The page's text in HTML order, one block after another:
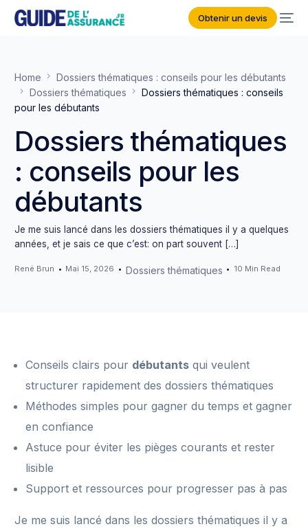
Obtenir un devis
Home
Dossiers thématiques : conseils pour les débutants
Dossiers thématiques
Dossiers thématiques : conseils
pour les débutants
Dossiers thématiques
: conseils pour les
débutants
Je me suis lancé dans les dossiers thématiques il y a quelques
années, et je sais ce que c’est: on part souvent […]
René Brun Mai 15, 2026 Dossiers thématiques 10 Min Read
Conseils clairs pour débutants qui veulent
structurer rapidement des dossiers thématiques
Méthodes simples pour gagner du temps et gagner
en confiance
Astuce pour éviter les pièges courants et rester
lisible
Support et ressources pour progresser pas à pas
Je me suis lancé dans les dossiers thématiques il y a